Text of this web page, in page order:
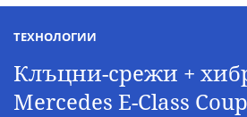
ТЕХНОЛОГИИ
Клъцни-срежи +
Mercedes E-Class